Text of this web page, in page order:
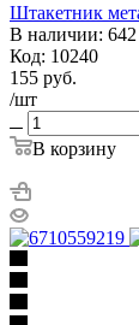
Штакетник
В наличии: 642
Код: 10240
155 руб.
/шт
В корзину